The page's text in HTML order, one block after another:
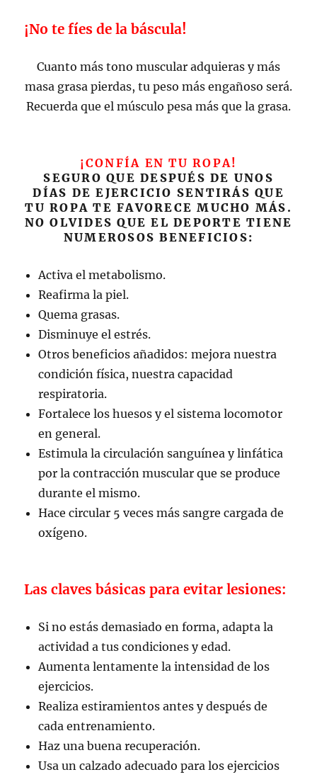
¡No te fíes de la báscula!
Cuanto más tono muscular adquieras y más
masa grasa pierdas, tu peso más engañoso será.
Recuerda que el músculo pesa más que la grasa.
¡CONFÍA EN TU ROPA!
SEGURO QUE DESPUÉS DE UNOS
DÍAS DE EJERCICIO SENTIRÁS QUE
TU ROPA TE FAVORECE MUCHO MÁS.
NO OLVIDES QUE EL DEPORTE TIENE
NUMEROSOS BENEFICIOS:
Activa el metabolismo.
Reafirma la piel.
Quema grasas.
Disminuye el estrés.
Otros beneficios añadidos: mejora nuestra
condición física, nuestra capacidad
respiratoria.
Fortalece los huesos y el sistema locomotor
en general.
Estimula la circulación sanguínea y linfática
por la contracción muscular que se produce
durante el mismo.
Hace circular 5 veces más sangre cargada de
oxígeno.
Las claves básicas para evitar lesiones:
Si no estás demasiado en forma, adapta la
actividad a tus condiciones y edad.
Aumenta lentamente la intensidad de los
ejercicios.
Realiza estiramientos antes y después de
cada entrenamiento.
Haz una buena recuperación.
Usa un calzado adecuado para los ejercicios